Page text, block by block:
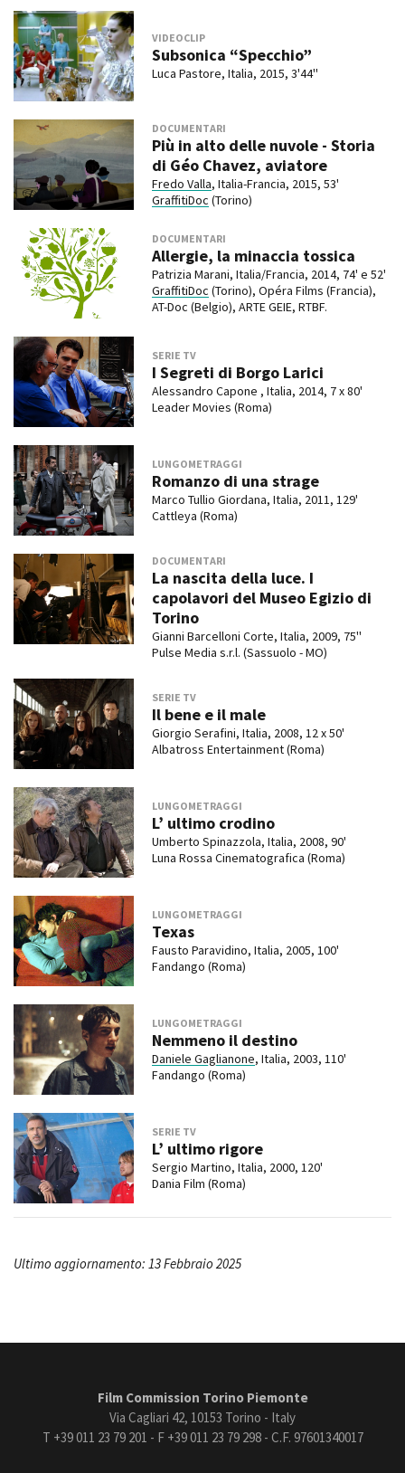
VIDEOCLIP
Subsonica “Specchio”
Luca Pastore, Italia, 2015, 3'44''
DOCUMENTARI
Più in alto delle nuvole - Storia
di Géo Chavez, aviatore
Fredo Valla, Italia-Francia, 2015, 53'
GraffitiDoc (Torino)
DOCUMENTARI
Allergie, la minaccia tossica
Patrizia Marani, Italia/Francia, 2014, 74' e 52'
GraffitiDoc (Torino), Opéra Films (Francia),
AT-Doc (Belgio), ARTE GEIE, RTBF.
SERIE TV
I Segreti di Borgo Larici
Alessandro Capone , Italia, 2014, 7 x 80'
Leader Movies (Roma)
LUNGOMETRAGGI
Romanzo di una strage
Marco Tullio Giordana, Italia, 2011, 129'
Cattleya (Roma)
DOCUMENTARI
La nascita della luce. I
capolavori del Museo Egizio di
Torino
Gianni Barcelloni Corte, Italia, 2009, 75''
Pulse Media s.r.l. (Sassuolo - MO)
SERIE TV
Il bene e il male
Giorgio Serafini, Italia, 2008, 12 x 50'
Albatross Entertainment (Roma)
LUNGOMETRAGGI
L’ ultimo crodino
Umberto Spinazzola, Italia, 2008, 90'
Luna Rossa Cinematografica (Roma)
LUNGOMETRAGGI
Texas
Fausto Paravidino, Italia, 2005, 100'
Fandango (Roma)
LUNGOMETRAGGI
Nemmeno il destino
Daniele Gaglianone, Italia, 2003, 110'
Fandango (Roma)
SERIE TV
L’ ultimo rigore
Sergio Martino, Italia, 2000, 120'
Dania Film (Roma)
Ultimo aggiornamento: 13 Febbraio 2025
Film Commission Torino Piemonte
Via Cagliari 42, 10153 Torino - Italy
T +39 011 23 79 201 - F +39 011 23 79 298 - C.F. 97601340017